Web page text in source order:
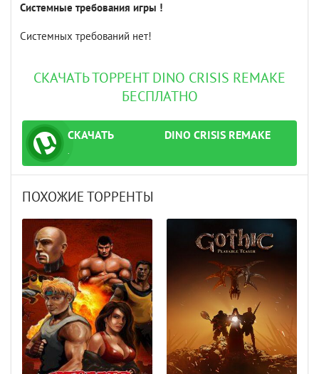
Системные требования игры !
Системных требований нет!
СКАЧАТЬ ТОРРЕНТ DINO CRISIS REMAKE
БЕСПЛАТНО
СКАЧАТЬ
ТОРРЕНТ
DINO CRISIS REMAKE
.
ПОХОЖИЕ ТОРРЕНТЫ